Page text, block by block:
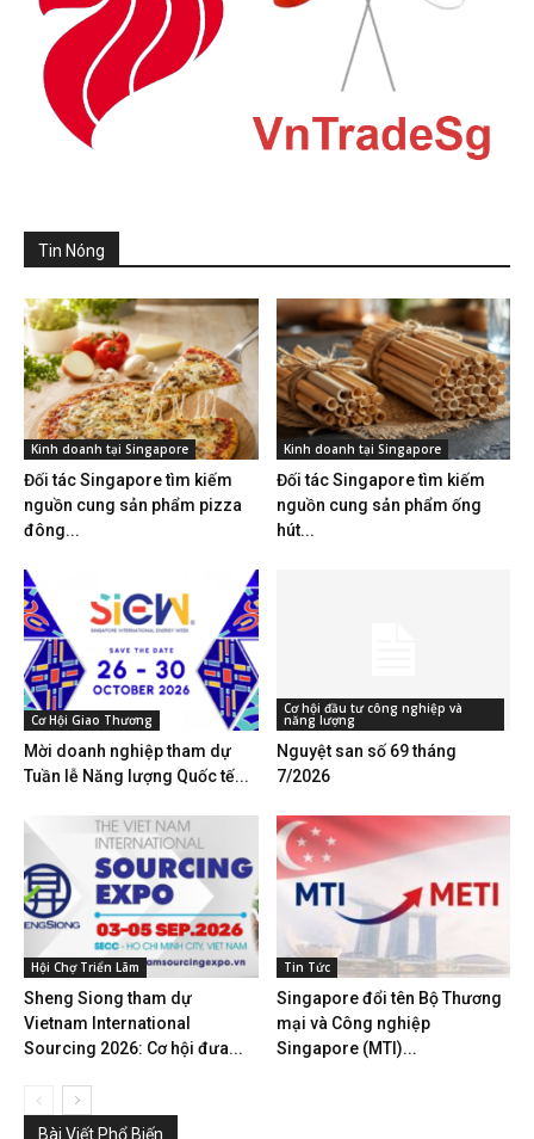
Tin Nóng
Kinh doanh tại Singapore
Đối tác Singapore tìm kiếm
nguồn cung sản phẩm pizza
đông...
Kinh doanh tại Singapore
Đối tác Singapore tìm kiếm
nguồn cung sản phẩm ống
hút...
Cơ Hội Giao Thương
Mời doanh nghiệp tham dự
Tuần lễ Năng lượng Quốc tế...
Cơ hội đầu tư công nghiệp và
năng lượng
Nguyệt san số 69 tháng
7/2026
Hội Chợ Triển Lãm
Sheng Siong tham dự
Vietnam International
Sourcing 2026: Cơ hội đưa...
Tin Tức
Singapore đổi tên Bộ Thương
mại và Công nghiệp
Singapore (MTI)...
Bài Viết Phổ Biến